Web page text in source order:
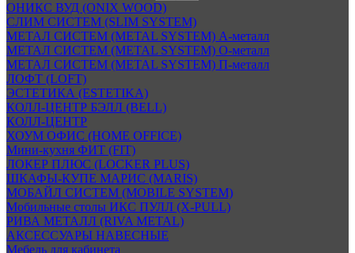
ОНИКС ВУД (ONIX WOOD)
СЛИМ СИСТЕМ (SLIM SYSTEM)
МЕТАЛ СИСТЕМ (METAL SYSTEM) А-металл
МЕТАЛ СИСТЕМ (METAL SYSTEM) О-металл
МЕТАЛ СИСТЕМ (METAL SYSTEM) П-металл
ЛОФТ (LOFT)
ЭСТЕТИКА (ESTETIKA)
КОЛЛ-ЦЕНТР БЭЛЛ (BELL)
КОЛЛ-ЦЕНТР
ХОУМ ОФИС (HOME OFFICE)
Мини-кухня ФИТ (FIT)
ЛОКЕР ПЛЮС (LOCKER PLUS)
ШКАФЫ-КУПЕ МАРИС (MARIS)
МОБАЙЛ СИСТЕМ (MOBILE SYSTEM)
Мобильные столы ИКС ПУЛЛ (X-PULL)
РИВА МЕТАЛЛ (RIVA METAL)
АКСЕССУАРЫ НАВЕСНЫЕ
Мебель для кабинета